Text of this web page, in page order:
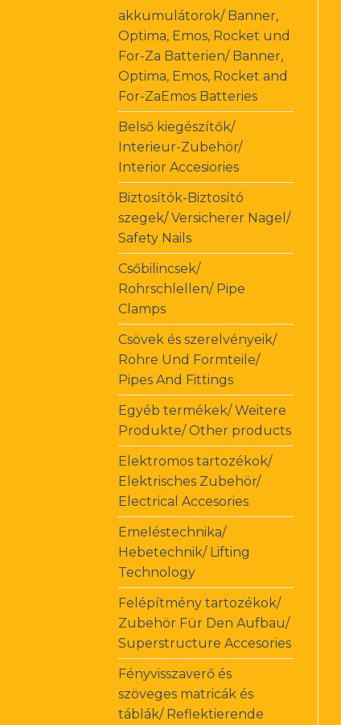
akkumulátorok/ Banner,
Optima, Emos, Rocket und
For-Za Batterien/ Banner,
Optima, Emos, Rocket and
For-ZaEmos Batteries
Belső kiegészítők/
Interieur-Zubehör/
Interior Accesiories
Biztosítók-Biztosító
szegek/ Versicherer Nagel/
Safety Nails
Csőbilincsek/
Rohrschlellen/ Pipe
Clamps
Csövek és szerelvényeik/
Rohre Und Formteile/
Pipes And Fittings
Egyéb termékek/ Weitere
Produkte/ Other products
Elektromos tartozékok/
Elektrisches Zubehör/
Electrical Accesories
Emeléstechnika/
Hebetechnik/ Lifting
Technology
Felépítmény tartozékok/
Zubehör Für Den Aufbau/
Superstructure Accesories
Fényvisszaverő és
szöveges matricák és
táblák/ Reflektierende